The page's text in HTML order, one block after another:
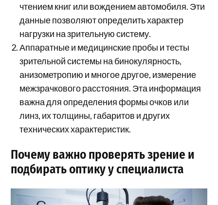
чтением книг или вождением автомобиля. Эти
данные позволяют определить характер
нагрузки на зрительную систему.
Аппаратные и медицинские пробы и тесты
зрительной системы на бинокулярность,
анизометропию и многое другое, измерение
межзрачкового расстояния. Эта информация
важна для определения формы очков или
линз, их толщины, габаритов и других
технических характеристик.
Почему важно проверять зрение и
подбирать оптику у специалиста